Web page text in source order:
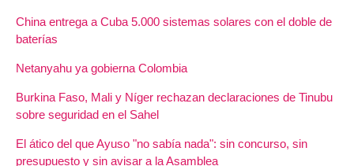
China entrega a Cuba 5.000 sistemas solares con el doble de
baterías
Netanyahu ya gobierna Colombia
Burkina Faso, Mali y Níger rechazan declaraciones de Tinubu
sobre seguridad en el Sahel
El ático del que Ayuso "no sabía nada": sin concurso, sin
presupuesto y sin avisar a la Asamblea